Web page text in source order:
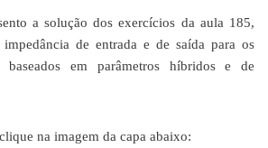
a solução dos exercícios da aula 185,
impedância de entrada e de saída para os
baseados em parâmetros híbridos e de
na imagem da capa abaixo: